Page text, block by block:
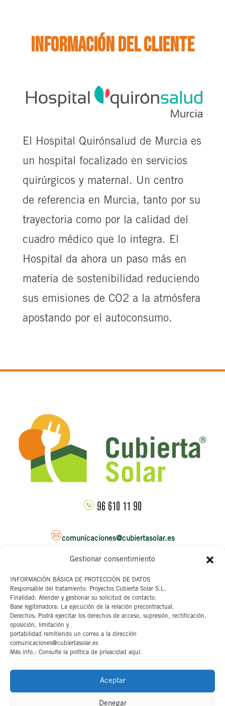
Gestionar consentimiento
INFORMACIÓN BÁSICA DE PROTECCIÓN DE DATOS
Responsable del tratamiento: Proyectos Cubierta Solar S.L.
Finalidad: Atender y gestionar su solicitud de contacto.
Base legitimadora: La ejecución de la relación precontractual.
Derechos: Podrá ejercitar los derechos de acceso, supresión, rectificación,
oposición, limitación y
portabilidad remitiendo un correo a la dirección
comunicaciones@cubiertasolar.es
Más info.: Consulte la política de privacidad aquí.
Aceptar
Denegar
Información del cliente
El Hospital Quirónsalud de Murcia es
un hospital focalizado en servicios
quirúrgicos y maternal. Un centro
de referencia en Murcia, tanto por su
trayectoria como por la calidad del
cuadro médico que lo integra. El
Hospital da ahora un paso más en
materia de sostenibilidad reduciendo
sus emisiones de CO2 a la atmósfera
apostando por el autoconsumo.
96 610 11 90
comunicaciones@cubiertasolar.es
Sede corporativa
C/ Pascual y Genis, 20
4ª planta
46002 Valencia
Aviso legal
Canal interno